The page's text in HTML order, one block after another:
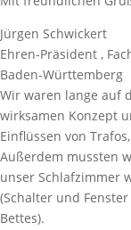
Jürgen Schwickert
Ehren-Präsident ,
Baden-Württemberg
Wir waren lange auf
wirksamen Konzept
Einflüssen von
Außerdem mussten
unser Schlafzimmer
(Schalter und
Bettes).